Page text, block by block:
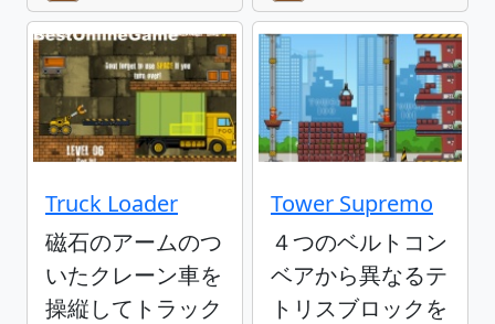
Truck Loader
磁石のアームのつ
いたクレーン車を
操縦してトラック
Tower Supremo
４つのベルトコン
ベアから異なるテ
トリスブロックを